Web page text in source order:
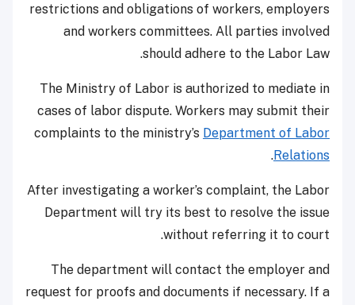
restrictions and obligations of workers, employers
and workers committees. All parties involved
should adhere to the Labor Law.
The Ministry of Labor is authorized to mediate in
cases of labor dispute. Workers may submit their
complaints to the ministry’s Department of Labor
Relations
.
After investigating a worker’s complaint, the Labor
Department will try its best to resolve the issue
without referring it to court.
The department will contact the employer and
request for proofs and documents if necessary. If a